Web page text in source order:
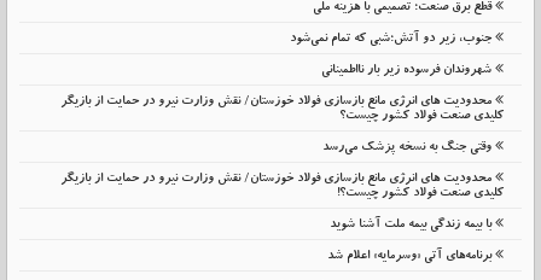
قطع برق صنعت؛ تصمیمی با هزینه ملی
جنوب، زیر دو آتش؛شبی که تمام نمی‌شود
شهروندان فرسوده زیر بار نااطمینانی
محدودیت های انرژی مانع بازسازی فولاد خوزستان/ نقش وزارت نیرو در حمایت از بازیگر
کلیدی صنعت فولاد کشور چیست؟
وقتی جنگ به نسخه پزشک می‌رسد
محدودیت های انرژی مانع بازسازی فولاد خوزستان/ نقش وزارت نیرو در حمایت از بازیگر
کلیدی صنعت فولاد کشور چیست؟!
با بیمه زندگی بیمه ملت آشنا شوید
برنامه‌های آتی «وسرمایه» اعلام شد